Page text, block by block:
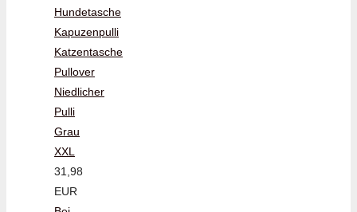
Hundetasche
Kapuzenpulli
Katzentasche
Pullover
Niedlicher
Pulli
Grau
XXL
31,98
EUR